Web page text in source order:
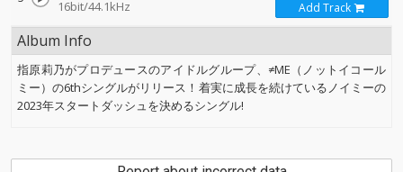
16bit/44.1kHz
Add Track
Album Info
指原莉乃がプロデュースのアイドルグループ、≠ME（ノットイコール
ミー）の6thシングルがリリース！着実に成長を続けているノイミーの
2023年スタートダッシュを決めるシングル!